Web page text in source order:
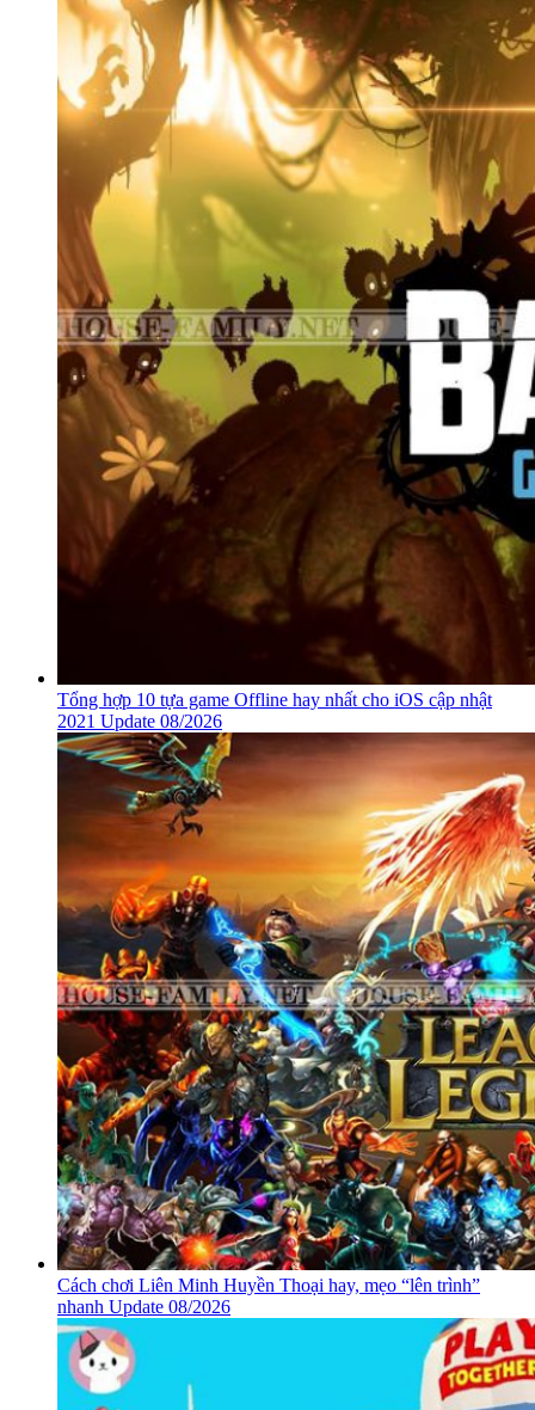
Tổng hợp 10 tựa game Offline hay nhất cho iOS cập nhật
2021 Update 08/2026
Cách chơi Liên Minh Huyền Thoại hay, mẹo “lên trình”
nhanh Update 08/2026